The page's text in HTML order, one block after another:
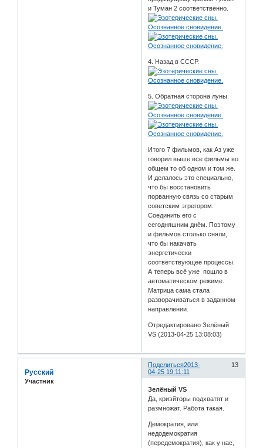
и Туман 2 соответственно.
4. Назад в СССР.
5. Обратная сторона луны.
Итого 7 фильмов, как Аз уже
говорил выше все фильмы во
общем то об одном и том же.
И делалось это специально,
что бы восстановить
порванную связь со старым
советским эгрегором.
Соединить его с
сегодняшним днём. Поэтому
и фильмов столько сняли,
что бы накачать
энергетически
соответствующее процессы.
А теперь всё уже пошло в
автоматическом режиме.
Матрица сама стала
разворачиваться в заданном
направлении.
Отредактировано Зелёный
VS (2013-04-25 13:08:03)
Поделиться 13
2013-
04-25 19:11:11
Русский
Участник
Зелёный VS
Да, криэйторы подхватят и
размножат. Работа такая.
Демократия, или
недодемократия
(передемократия), как у нас,